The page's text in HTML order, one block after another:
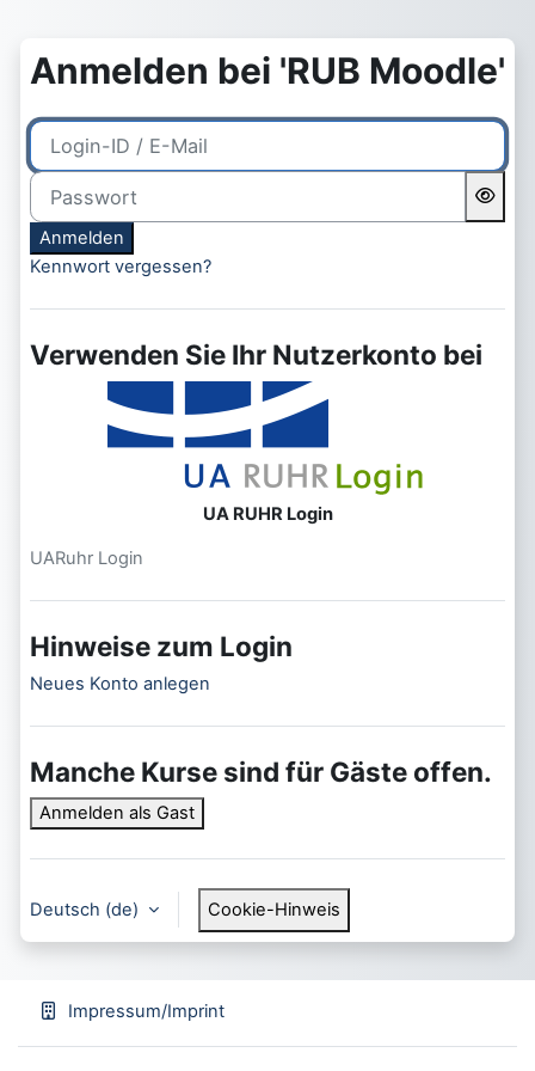
Anmelden bei 'RUB Moodle'
Login-ID / E-Mail
Passwort
Anmelden
Kennwort vergessen?
Verwenden Sie Ihr Nutzerkonto bei
UA RUHR Login
UARuhr Login
Hinweise zum Login
Neues Konto anlegen
Manche Kurse sind für Gäste offen.
Anmelden als Gast
Deutsch ‎(de)‎ Cookie-Hinweis
Impressum/Imprint